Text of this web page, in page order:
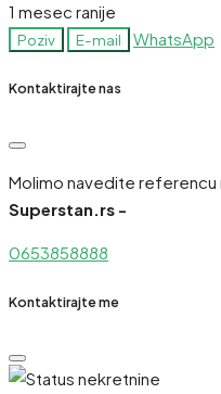
1 mesec ranije
Poziv E-mail WhatsApp
Kontaktirajte nas
Molimo navedite referencu
Superstan.rs -
0653858888
Kontaktirajte me